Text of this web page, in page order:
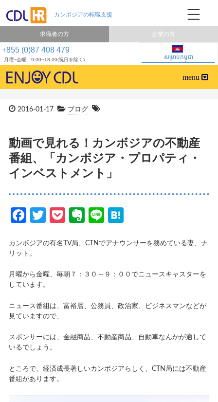
+855 (0)87 408 479
月曜~金曜 9:00~18:00(祝日を除く) សម្រាប់កម្ពុជា
求職者の方 企業の方
2016-01-17 ブログ
動画で見れる！カンボジアの不動産
番組、「カンボジア・プロパティ・
インベストメント」
Facebook
Twitter
PocketEvernote
Line
カンボジアの有名TV局、CTNでアナウンサーを務めている妻、ナ
リット。
月曜から金曜、毎朝７：３０～９：００でニュースキャスターを
しています。
ニュース番組は、富裕層、公務員、政治家、ビジネスマンなどが
見ていますので、
スポンサーには、金融商品、不動産商品、自動車なんかが適して
いるでしょう。
ところで、経済成長著しいカンボジアらしく、CTN局には不動産
番組があります。